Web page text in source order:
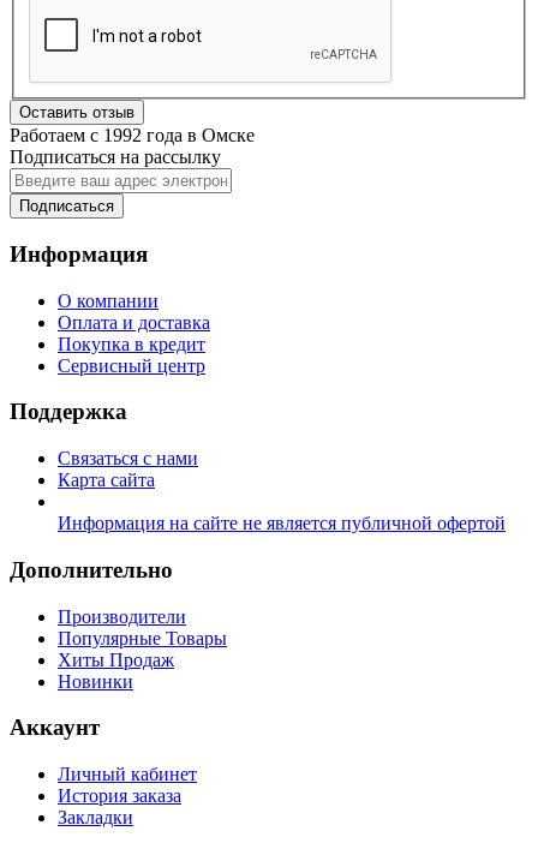
Оставить отзыв
Работаем с 1992 года в Омске
Подписаться на рассылку
Подписаться
Информация
О компании
Оплата и доставка
Покупка в кредит
Сервисный центр
Поддержка
Связаться с нами
Карта сайта
Информация на сайте не является публичной офертой
Дополнительно
Производители
Популярные Товары
Хиты Продаж
Новинки
Аккаунт
Личный кабинет
История заказа
Закладки